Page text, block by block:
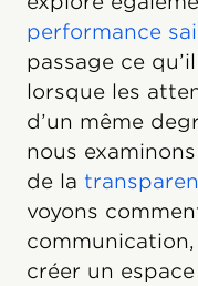
performance
passage ce
lorsque les
d’un même
nous
de la
voyons
créer un